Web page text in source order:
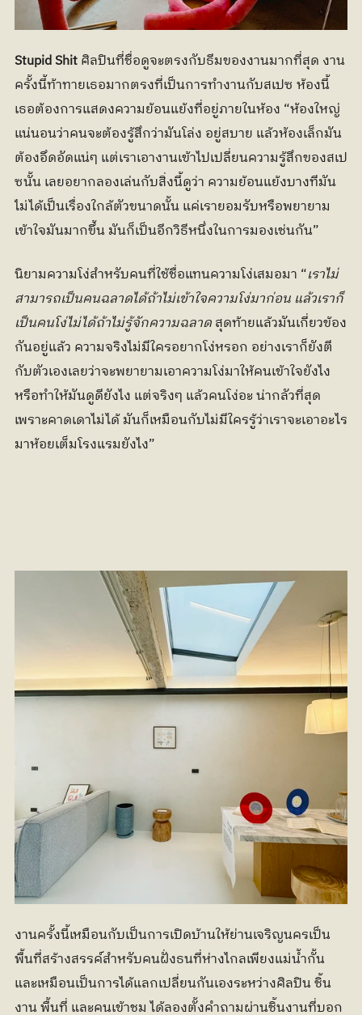
Stupid Shit ศิลปินที่ชื่อดูจะตรงกับธีมของงานมากที่สุด งาน
ครั้งนี้ท้าทายเธอมากตรงที่เป็นการทำงานกับสเปซ ห้องนี้
เธอต้องการแสดงความย้อนแย้งที่อยู่ภายในห้อง “ห้องใหญ่
แน่นอนว่าคนจะต้องรู้สึกว่ามันโล่ง อยู่สบาย แล้วห้องเล็กมัน
ต้องอึดอัดแน่ๆ แต่เราเอางานเข้าไปเปลี่ยนความรู้สึกของสเป
ซนั้น เลยอยากลองเล่นกับสิ่งนี้ดูว่า ความย้อนแย้งบางทีมัน
ไม่ได้เป็นเรื่องใกล้ตัวขนาดนั้น แค่เรายอมรับหรือพยายาม
เข้าใจมันมากขึ้น มันก็เป็นอีกวิธีหนึ่งในการมองเช่นกัน”
นิยามความโง่สำหรับคนที่ใช้ชื่อแทนความโง่เสมอมา “เราไม่
สามารถเป็นคนฉลาดได้ถ้าไม่เข้าใจความโง่มาก่อน แล้วเราก็
เป็นคนโง่ไม่ได้ถ้าไม่รู้จักความฉลาด สุดท้ายแล้วมันเกี่ยวข้อง
กันอยู่แล้ว ความจริงไม่มีใครอยากโง่หรอก อย่างเราก็ยังตี
กับตัวเองเลยว่าจะพยายามเอาความโง่มาให้คนเข้าใจยังไง
หรือทำให้มันดูดียังไง แต่จริงๆ แล้วคนโง่อะ น่ากลัวที่สุด
เพราะคาดเดาไม่ได้ มันก็เหมือนกับไม่มีใครรู้ว่าเราจะเอาอะไร
มาห้อยเต็มโรงแรมยังไง”
งานครั้งนี้เหมือนกับเป็นการเปิดบ้านให้ย่านเจริญนครเป็น
พื้นที่สร้างสรรค์สำหรับคนฝั่งธนที่ห่างไกลเพียงแม่น้ำกั้น
และเหมือนเป็นการได้แลกเปลี่ยนกันเองระหว่างศิลปิน ชิ้น
งาน พื้นที่ และคนเข้าชม ได้ลองตั้งคำถามผ่านชิ้นงานที่บอก